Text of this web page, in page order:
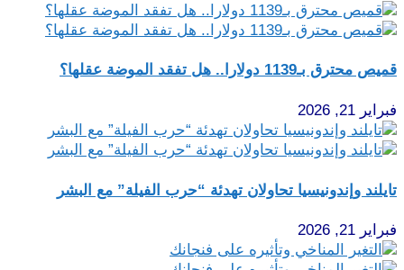
قميص محترق بـ1139 دولارا.. هل تفقد الموضة عقلها؟
فبراير 21, 2026
تايلند وإندونيسيا تحاولان تهدئة “حرب الفيلة” مع البشر
فبراير 21, 2026